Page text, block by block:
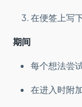
在便签上写
期间
每个想法尝
在进入时附